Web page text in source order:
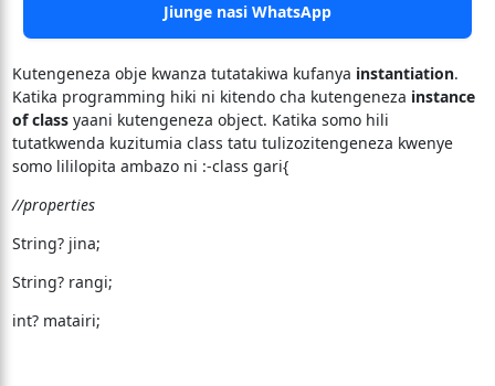
Jiunge nasi WhatsApp
Kutengeneza obje kwanza tutatakiwa kufanya instantiation.
Katika programming hiki ni kitendo cha kutengeneza instance
of classyaani kutengeneza object. Katika somo hili
tutatkwenda kuzitumia class tatu tulizozitengeneza kwenye
somo lililopita ambazo ni :-class gari{
//properties
String? jina;
String? rangi;
int? matairi;